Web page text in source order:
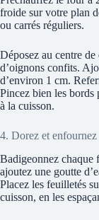
froide sur votre plan
ou carrés réguliers.
Déposez au centre
d’oignons confits.
d’environ 1 cm.
Pincez bien les bords
à la cuisson.
4. Dorez et enfournez
Badigeonnez chaque
ajoutez une goutte
Placez les feuilletés
cuisson, en les